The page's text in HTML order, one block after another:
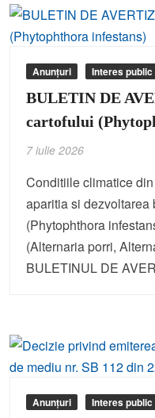
Anunțuri Interes public
BULETIN DE
cartofului
7 iulie 2026
Conditiile climatice
aparitia si dezvoltarea
(Phytophthora
(Alternaria porri,
BULETINUL DE
Anunțuri Interes public